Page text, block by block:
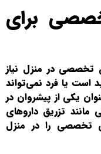
برای
تخصصی در منزل نیاز
است یا فرد نمی‌تواند
یکی از پیشروان در
مانند تزریق داروهای
تخصصی را در منزل